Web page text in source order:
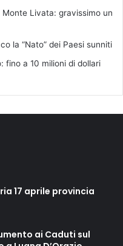
Livata: gravissimo un
la “Nato” dei Paesi sunniti
fino a 10 milioni di dollari
17 aprile provincia
ai Caduti sul